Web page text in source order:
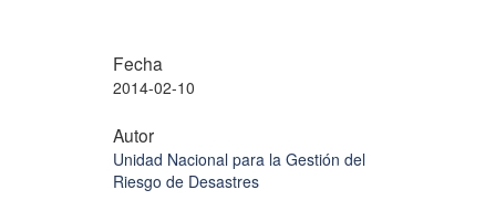
Fecha
2014-02-10
Autor
Unidad Nacional para la Gestión del
Riesgo de Desastres